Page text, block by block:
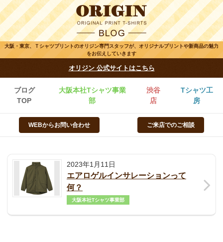
大阪・東京、Ｔシャツプリントのオリジン専門スタッフが、オリジナルプリントや新商品の魅力
をお伝えしていきます
オリジン 公式サイトはこちら
ブログ
TOP
大阪本社Tシャツ事業
部
渋谷
店
Tシャツ工
房
WEBからお問い合わせ ご来店でのご相談
2023年1月11日
エアロゲルインサレーションって
何？
大阪本社Tシャツ事業部